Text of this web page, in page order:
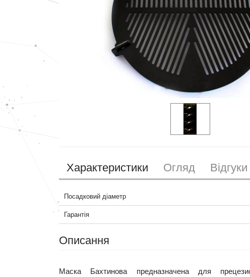
Характеристики Огляд Відгуки
Посадковий діаметр
Гарантія
Описання
Маска Бахтинова предназначена для